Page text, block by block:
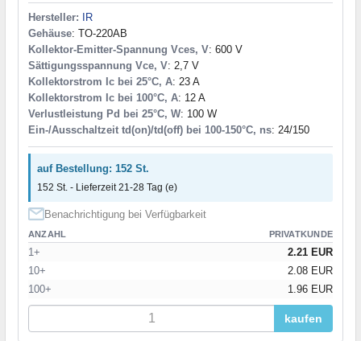
Hersteller:
IR
Gehäuse: TO-220AB
Kollektor-Emitter-Spannung Vces, V: 600 V
Sättigungsspannung Vce, V: 2,7 V
Kollektorstrom Ic bei 25°C, A: 23 A
Kollektorstrom Ic bei 100°C, A: 12 A
Verlustleistung Pd bei 25°C, W: 100 W
Ein-/Ausschaltzeit td(on)/td(off) bei 100-150°C, ns: 24/150
auf Bestellung: 152 St.
152 St. - Lieferzeit 21-28 Tag (e)
Benachrichtigung bei Verfügbarkeit
ANZAHL PRIVATKUNDE
1+
2.21 EUR
10+
2.08 EUR
100+
1.96 EUR
kaufen